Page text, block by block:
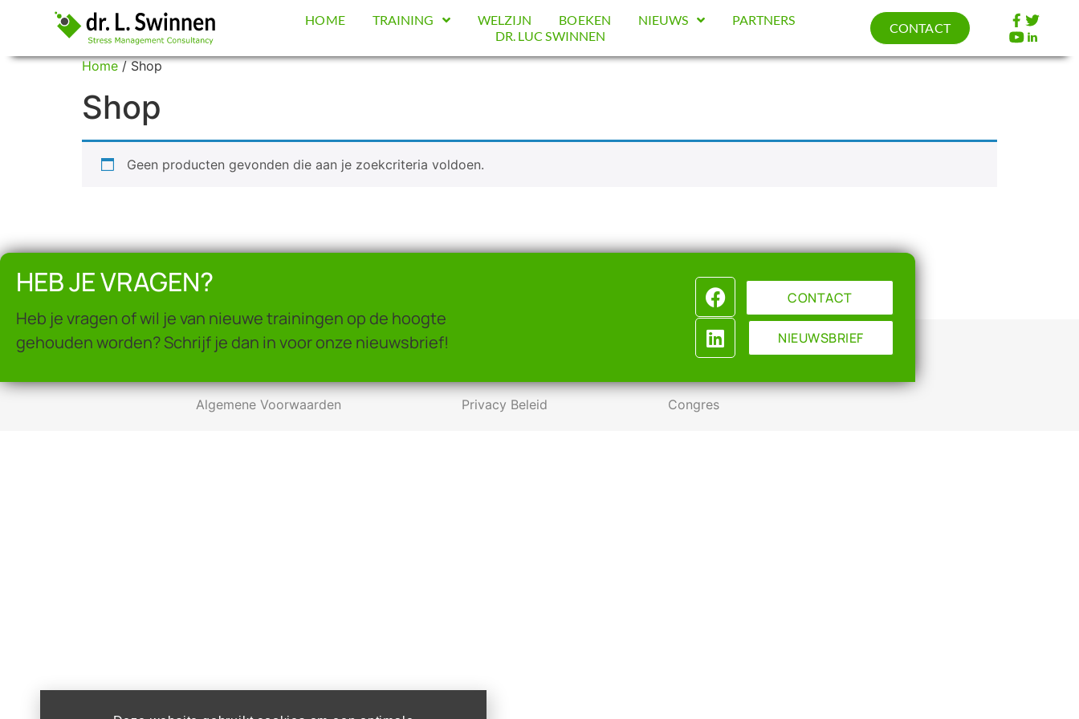
HOME TRAINING WELZIJN BOEKEN NIEUWS
PARTNERS
DR. LUC SWINNEN
CONTACT
Home/ Shop
Shop
Geen producten gevonden die aan je zoekcriteria voldoen.
HEB JE VRAGEN?
Heb je vragen of wil je van nieuwe trainingen op de hoogte
gehouden worden? Schrijf je dan in voor onze nieuwsbrief!
CONTACT
NIEUWSBRIEF
Algemene Voorwaarden Privacy Beleid Congres